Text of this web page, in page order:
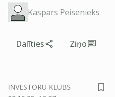
Kaspars Peisenieks
Dalīties Ziņo
INVESTORU KLUBS